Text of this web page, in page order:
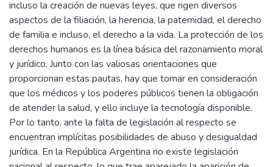
incluso la creación de nuevas leyes, que rigen diversos
aspectos de la filiación, la herencia, la paternidad, el derecho
de familia e incluso, el derecho a la vida. La protección de los
derechos humanos es la línea básica del razonamiento moral
y jurídico. Junto con las valiosas orientaciones que
proporcionan estas pautas, hay que tomar en consideración
que los médicos y los poderes públicos tienen la obligación
de atender la salud, y ello incluye la tecnología disponible.
Por lo tanto, ante la falta de legislación al respecto se
encuentran implícitas posibilidades de abuso y desigualdad
jurídica. En la República Argentina no existe legislación